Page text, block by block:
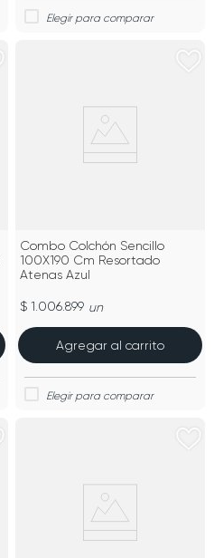
Combo Colchón Sencillo
100X190 Cm Resortado
Atenas Azul
$ 1.006.899 un
Agregar al carrito